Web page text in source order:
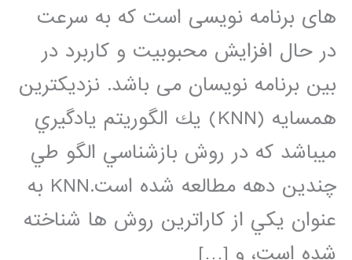
های برنامه نویسی است که به سرعت
در حال افزایش محبوبیت و کاربرد در
بین برنامه نویسان می باشد. نزديكترين
همسايه (KNN) يك الگوريتم يادگيري
ميباشد كه در روش بازشناسي الگو طي
چندين دهه مطالعه شده است.KNN به
عنوان يكي از كاراترين روش ها شناخته
شده است، و […]